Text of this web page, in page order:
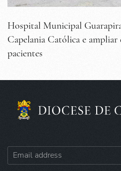
Hospital Municipal
Capelania Católica e
pacientes